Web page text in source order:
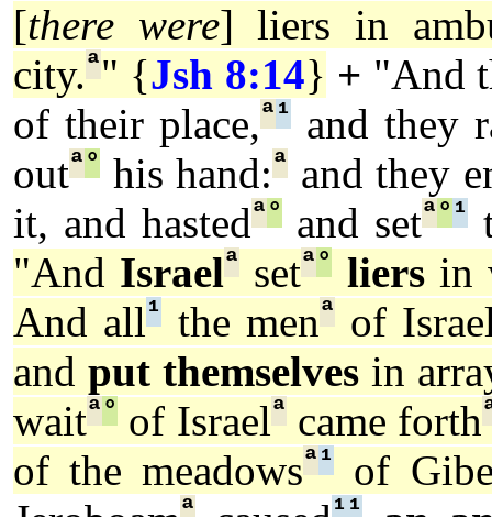
[there were] liers in
city.ª" {Jsh 8:14} + "And
of their place,ª¹
and they
outª° his hand:ª and they
it, and hastedª°and setª° ¹
"And Israelª setª° liersin
And all¹ the menª
of
and put themselvesin
waitª° of Israelª came forth
of the meadowsª¹
of
ª ¹ ¹